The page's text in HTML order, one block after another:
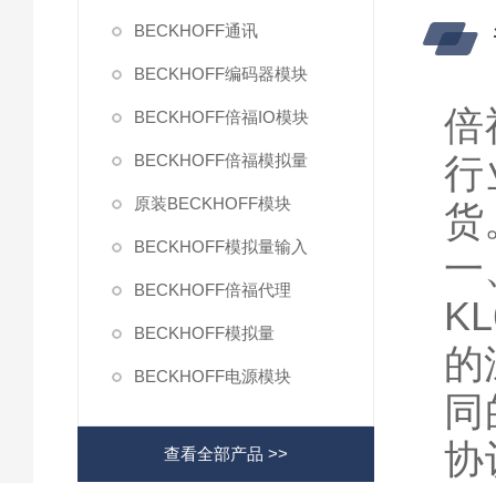
BECKHOFF通讯
BECKHOFF编码器模块
BECKHOFF倍福IO模块
BECKHOFF倍福模拟量
原装BECKHOFF模块
BECKHOFF模拟量输入
BECKHOFF倍福代理
BECKHOFF模拟量
BECKHOFF电源模块
查看全部产品 >>
倍
行
货
一
的
协